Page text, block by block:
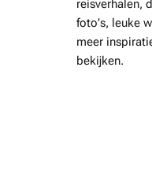
reisverhalen,
foto’s, leuke
meer
bekijken.